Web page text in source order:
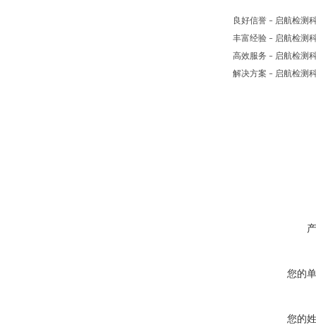
良好信誉 – 启航检测
丰富经验 – 启航检测
高效服务 – 启航检测
解决方案 – 启航检测
您的
您的